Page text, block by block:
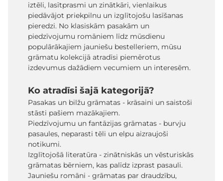
iztēli, lasītprasmi un zinātkāri, vienlaikus
piedāvājot priekpilnu un izglītojošu lasīšanas
pieredzi. No klasiskām pasakām un
piedzīvojumu romāniem līdz mūsdienu
populārākajiem jauniešu bestelleriem, mūsu
grāmatu kolekcijā atradīsi piemērotus
izdevumus dažādiem vecumiem un interesēm.
Ko atradīsi šajā kategorijā?
Pasakas un bilžu grāmatas - krāsaini un saistoši
stāsti pašiem mazākajiem.
Piedzīvojumu un fantāzijas grāmatas - burvju
pasaules, neparasti tēli un elpu aizraujoši
notikumi.
Izglītojošā literatūra - zinātniskās un vēsturiskās
grāmatas bērniem, kas palīdz izprast pasauli.
Jauniešu romāni - grāmatas par draudzību,